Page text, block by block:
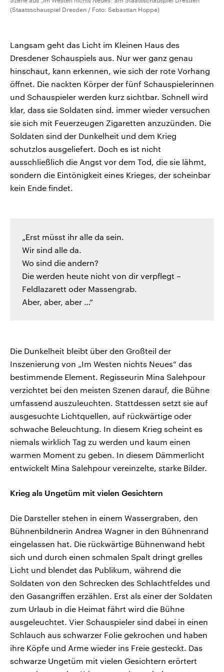
(Staatsschauspiel Dresden / Foto: Sebastian Hoppe)
Langsam geht das Licht im Kleinen Haus des
Dresdener Schauspiels aus. Nur wer ganz genau
hinschaut, kann erkennen, wie sich der rote Vorhang
öffnet. Die nackten Körper der fünf Schauspielerinnen
und Schauspieler werden kurz sichtbar. Schnell wird
klar, dass sie Soldaten sind. immer wieder versuchen
sie sich mit Feuerzeugen Zigaretten anzuzünden. Die
Soldaten sind der Dunkelheit und dem Krieg
schutzlos ausgeliefert. Doch es ist nicht
ausschließlich die Angst vor dem Tod, die sie lähmt,
sondern die Eintönigkeit eines Krieges, der scheinbar
kein Ende findet.
„Erst müsst ihr alle da sein.
Wir sind alle da.
Wo sind die andern?
Die werden heute nicht von dir verpflegt –
Feldlazarett oder Massengrab.
Aber, aber, aber …“
Die Dunkelheit bleibt über den Großteil der
Inszenierung von „Im Westen nichts Neues“ das
bestimmende Element. Regisseurin Mina Salehpour
verzichtet bei den meisten Szenen darauf, die Bühne
umfassend auszuleuchten. Stattdessen setzt sie auf
ausgesuchte Lichtquellen, auf rückwärtige oder
schwache Beleuchtung. In diesem Krieg scheint es
niemals wirklich Tag zu werden und kaum einen
warmen Moment zu geben. In diesem Dämmerlicht
entwickelt Mina Salehpour vereinzelte, starke Bilder.
Krieg als Ungetüm mit vielen Gesichtern
Die Darsteller stehen in einem Wassergraben, den
Bühnenbildnerin Andrea Wagner in den Bühnenrand
eingelassen hat. Die rückwärtige Bühnenwand hebt
sich und durch einen schmalen Spalt dringt grelles
Licht und blendet das Publikum, während die
Soldaten von den Schrecken des Schlachtfeldes und
den Gasangriffen erzählen. Erst als einer der Soldaten
zum Urlaub in die Heimat fährt wird die Bühne
ausgeleuchtet. Vier Schauspieler sind dabei in einen
Schlauch aus schwarzer Folie gekrochen und haben
ihre Köpfe und Arme wieder ins Freie gesteckt. Das
schwarze Ungetüm mit vielen Gesichtern erörtert